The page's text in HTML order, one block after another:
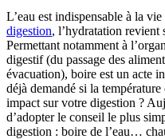
L’eau est indispensable à la
digestion, l’hydratation revient
Permettant notamment à
digestif (du passage des
évacuation), boire est un acte
déjà demandé si la
impact sur votre digestion ?
d’adopter le conseil le plus
digestion : boire de l’eau…